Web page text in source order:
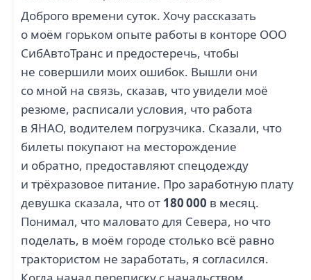
Доброго времени суток. Хочу рассказать
о моём горьком опыте работы в конторе ООО
СибАвтоТранс и предостеречь, чтобы
не совершили моих ошибок. Вышли они
со мной на связь, сказав, что увидели моё
резюме, расписали условия, что работа
в ЯНАО, водителем погрузчика. Сказали, что
билеты покупают на месторождение
и обратно, предоставляют спецодежду
и трёхразовое питание. Про заработную плату
девушка сказала, что от 180 000 в месяц.
Понимал, что маловато для Севера, но что
поделать, в моём городе столько всё равно
трактористом не заработать, я согласился.